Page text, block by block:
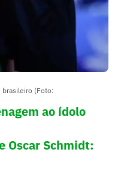
brasileiro (Foto:
ao ídolo
Oscar Schmidt: